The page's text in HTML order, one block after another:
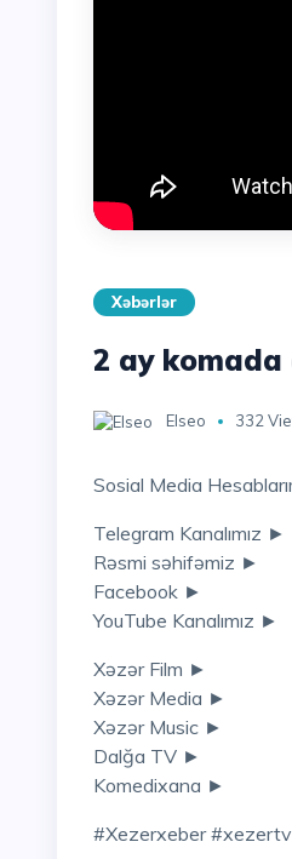
Xəbərlər
2 ay
Elseo 332
Sosial Media
Telegram Kanalımız ►
Rəsmi səhifəmiz ►
Facebook ►
YouTube Kanalımız ►
Xəzər Film ►
Xəzər Media ►
Xəzər Music ►
Dalğa TV ►
Komedixana ►
#xezerxeber #xezertv